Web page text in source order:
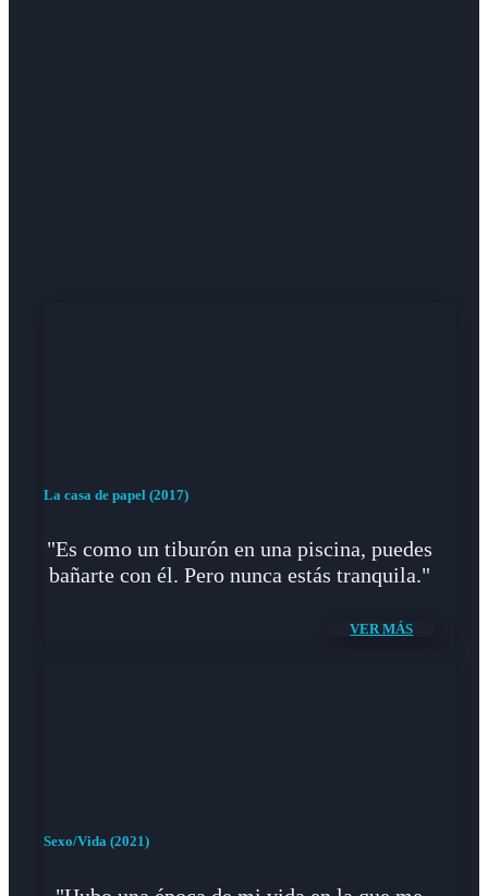
La casa de papel (2017)
"Es como un tiburón en una piscina, puedes
bañarte con él. Pero nunca estás tranquila."
VER MÁS
Sexo/Vida (2021)